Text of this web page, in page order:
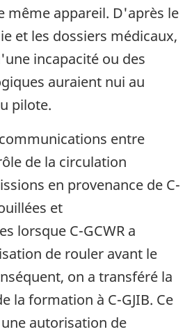
même appareil. D'après le
et les dossiers médicaux,
incapacité ou des
auraient nui au
pilote.
entre
de la circulation
en provenance de C-
et
lorsque C-GCWR a
de rouler avant le
on a transféré la
la formation à C-GJIB. Ce
autorisation de